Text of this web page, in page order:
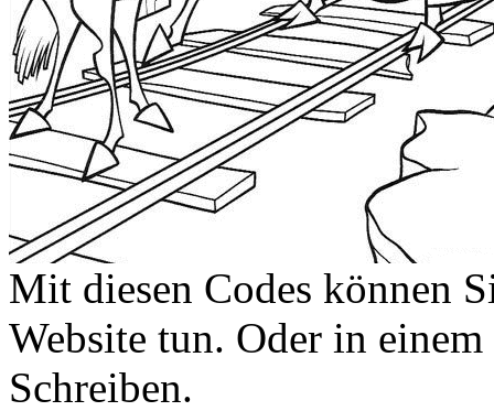
Mit diesen Codes können
Website tun. Oder in
Schreiben.